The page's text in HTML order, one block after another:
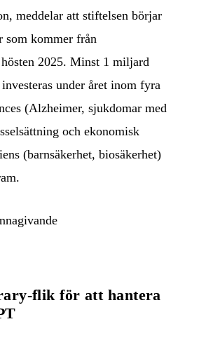
meddelar att stiftelsen börjar
som kommer från
2025. Minst 1 miljard
under året inom fyra
(Alzheimer, sjukdomar med
och ekonomisk
(barnsäkerhet, biosäkerhet)
flik för att hantera